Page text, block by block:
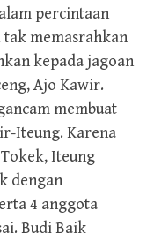
percintaan
memasrahkan
kepada jagoan
Ajo Kawir.
membuat
Iteung. Karena
Iteung
dengan
4 anggota
Budi Baik